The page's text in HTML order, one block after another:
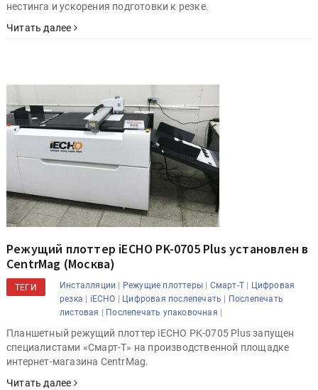
нестинга и ускорения подготовки к резке.
Читать далее
Режущий плоттер iECHO PK-0705 Plus установлен в
CentrMag (Москва)
ТЕГИ Инсталляции | Режущие плоттеры | Смарт-Т | Цифровая
резка | iECHO | Цифровая послепечать | Послепечать
листовая | Послепечать упаковочная |
Планшетный режущий плоттер iECHO PK-0705 Plus запущен
специалистами «Смарт-Т» на производственной площадке
интернет-магазина CentrMag.
Читать далее